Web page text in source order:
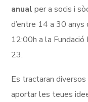
anual per a socis i
d’entre 14 a 30 anys
12:00h a la
23.
Es tractaran
aportar les teues